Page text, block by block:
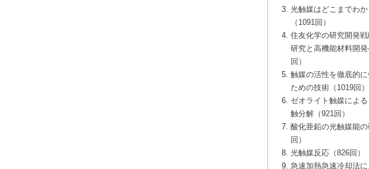
7号 触媒・化学反応における計
8号 若手研究者による触媒研究
2：大学・研究所編
7号 『結晶の化学』を活かした
8号 イオン液体の応用
7号 基礎化学品製造の触媒技術
8号 多機能型リアクター
8号 超臨界流体を用いた化学プ
5号 ファインケミカルズの展開
6号 第94回触媒討論会
7号 サブナノレベルでみた新し
8号 オレフィン重合触媒の新た
4号 触媒研究の現状と将来─第
5号 基礎化学品製造の触媒技術
6号 第92回触媒討論会
7号 基礎化学品製造の触媒技術
8号 資源の循環と触媒技術
3号 触媒を利用した電気化学の
4号 ナノ材料の調製と機能化
5号 こんな触媒が欲しい
6号 第90回触媒討論会
7号 触媒研究と学術雑誌/情報
8号 若い世代からみた触媒化学
2号 第87回触媒討論会特集号
3号 生体触媒とバイオプロセス
4号 水素製造・利用の触媒化学
5号 触媒研究における新しい切
ビナトリアルケミストリー
6号 第88回触媒討論会特集号
7号 企業における触媒研究のブ
8号 この材料を触媒として使っ
1号 触媒反応工学の明日を拓く
2号 第85回触媒討論会
3号 反応ダイナミクス
5号 触媒のおもしろさをどのよ
6号 第86回触媒討論会
7号 水素化精製触媒の新しい展開
8号 新しい反応性と機能性を目
クラスタ-化学
▼41巻（1999年）
1号 孔、穴、あな?-特異な空間
2号 第83回触媒討論会
3号 均一系触媒反応最前線
4号 実用炭素材料の新展開
5号 研究の方法論を考える
7号 機能性金属材料と触媒
8号 触媒研究へのNMRの応用と
▼40巻（1998年）
進展と21世紀への提言/創立40周
媒学会この10年の歩みとこれか
2号 第81回触媒討論会
3号 計算機触媒化学へのさそい
4号 触媒劣化の制御と予測
5号 最新の実用プロセスと触媒
6号 第82回触媒討論会
1号 均一系と不均一系触媒反応-
接点
2号 第79回触媒討論会
3号 最新NO除去触媒の実用化研
4号 新しい反応場を目指した触
5号 反応・分離技術の新しい展開
6号 第80回触媒討論会
▼38巻（1996年）
1号 触媒の構造と触媒作用/C1化
する21世紀への触媒
3号 オリンピックメダル:金・
な触媒作用を示すか
4号 触媒作用における機能の複
▼37巻（1995年）
1号 ファインケミカルズと固体
2号 第75回触媒討論会
3号 希土類を利用した触媒
4号 触媒とリサイクル
5号 エネルギー変換触媒
▼36巻（1994年）
1号 電気化学と触媒
2号 第73回触媒討論会
3号 C4化学の展開
4号 《通常号》
▼35巻（1993年）
1号 工業触媒開発マニュアル―
業化まで
2号 第71回触媒討論会
▼34巻（1992年）
1号 インパクトを与えたこの研究
2号 第69回触媒討論会
▼33巻（1991年）
1号 触媒プロセス開発マニュ
▼32巻（1990年）
光触媒はどこまでわ
（1091回）
住友化学の研究開発
研究と高機能材料開
回）
触媒の活性を徹底的
ための技術（1019回）
ゼオライト触媒によ
触分解（921回）
酸化亜鉛の光触媒能
回）
光触媒反応（826回）
急速加熱急速冷却法